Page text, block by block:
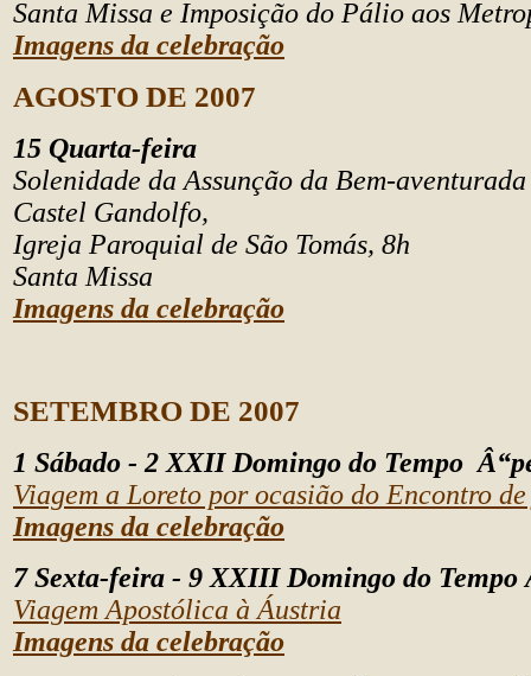
Santa Missa e Imposição do Pálio aos
Imagens da celebração
AGOSTO DE 2007
15 Quarta-feira
Solenidade da Assunção da Bem-
Castel Gandolfo,
Igreja Paroquial de São Tomás, 8h
Santa Missa
Imagens da celebração
SETEMBRO DE 2007
1 Sábado - 2 XXII Domingo do Tempo
Viagem a Loreto por ocasião do Encontro
Imagens da celebração
7 Sexta-feira - 9 XXIII Domingo do Tempo
Viagem Apostólica à Áustria
Imagens da celebração